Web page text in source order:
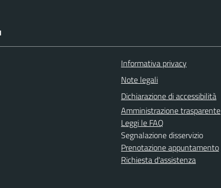
Informativa privacy
Note legali
Dichiarazione di accessibilità
Amministrazione trasparente
Leggi le FAQ
Segnalazione disservizio
Prenotazione appuntamento
Richiesta d'assistenza